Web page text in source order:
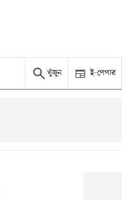
খুঁজুন ই-পেপার